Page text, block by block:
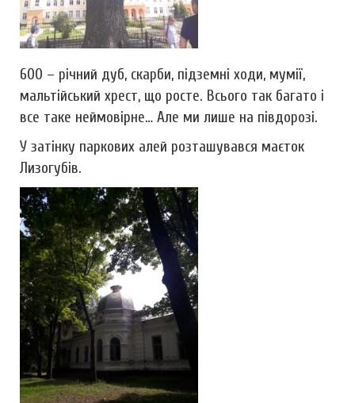
600 – річний дуб, скарби, підземні ходи, мумії,
мальтійський хрест, що росте. Всього так багато і
все таке неймовірне… Але ми лише на півдорозі.
У затінку паркових алей розташувався маєток
Лизогубів.